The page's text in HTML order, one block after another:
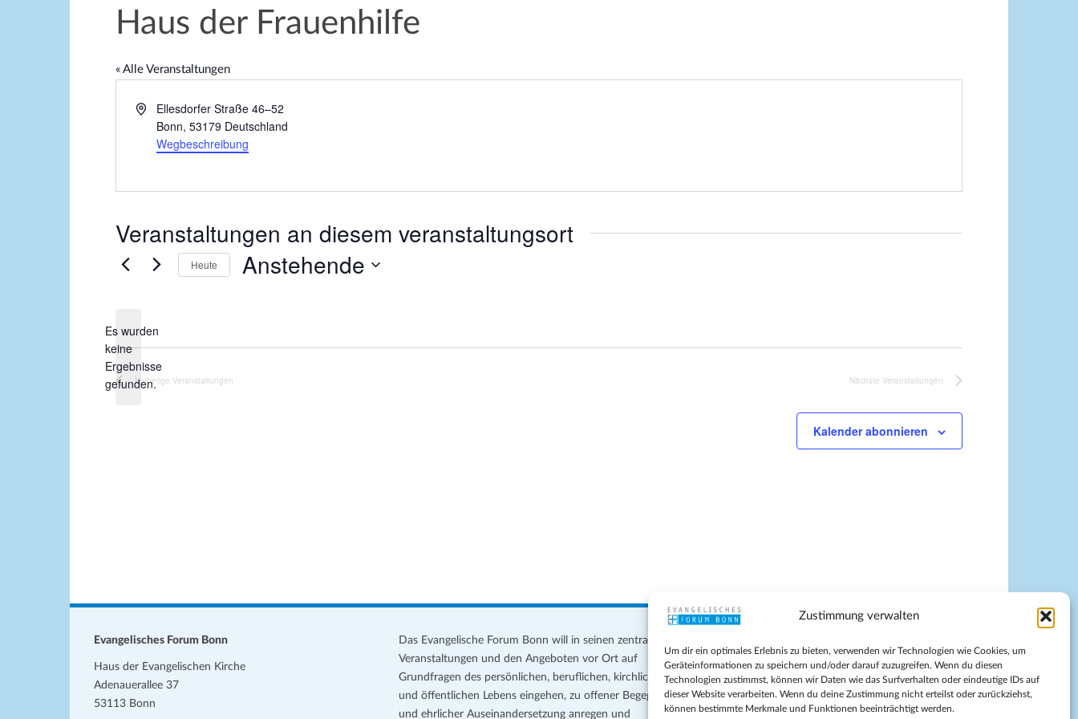
Zustimmung verwalten
Um dir ein optimales Erlebnis zu bieten, verwenden wir Technologien wie Cookies, um
Geräteinformationen zu speichern und/oder darauf zuzugreifen. Wenn du diesen
Technologien zustimmst, können wir Daten wie das Surfverhalten oder eindeutige IDs auf
dieser Website verarbeiten. Wenn du deine Zustimmung nicht erteilst oder zurückziehst,
können bestimmte Merkmale und Funktionen beeinträchtigt werden.
Haus der Frauenhilfe
« Alle Veranstaltungen
A
s
Ellesdorfer Straße 46–52
Bonn, 53179 Deutschland
Wegbeschreibung
Veranstaltungen an diesem veranstaltungsort
H
i
Es wurden
keine
Ergebnisse
gefunden.
Heute Anstehende
u
Vorherige Veranstaltungen Nächste Veranstaltungen
Kalender abonnieren
Evangelisches Forum Bonn
Haus der Evangelischen Kirche
Adenauerallee 37
53113 Bonn
Das Evangelische Forum Bonn will in seinen zentralen
Veranstaltungen und den Angeboten vor Ort auf
Grundfragen des persönlichen, beruflichen, kirchlichen
und öffentlichen Lebens eingehen, zu offener Begegnung
und ehrlicher Auseinandersetzung anregen und
Datenschutz
Teilnahmebedingungen
Evangelische Kirche in Bonn
Cookie-Richtlinie (EU)